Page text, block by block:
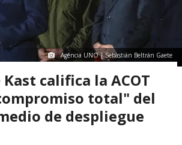
Agencia UNO | Sebastián Beltrán Gaete
califica la ACOT
total" del
de despliegue